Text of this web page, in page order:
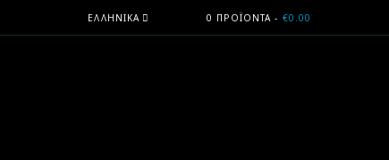
ΕΛΛΗΝΙΚΆ 0 ΠΡΟΪΌΝΤΑ - €0.00